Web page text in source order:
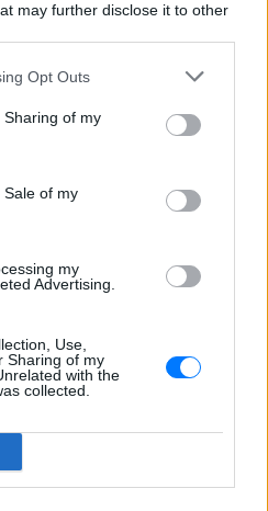
may further disclose it to other
Opt Outs
of my
of my
my
Advertising.
Use,
Sharing of my
with the
collected.
Μπέκαμ έβρασε
ανελέητο
εξέφρασαν απορία για την
από τον θάνατο του
της Φίνος Φιλμ για
λεβεντόπαιδο
σινεμά»
θυμόμαστε ως σπουδαίο ηθοποιό και
αναπόσπαστο κομμάτι της
οικογένειας της Φίνος Φιλμ,